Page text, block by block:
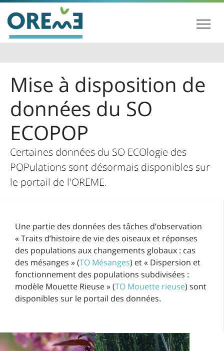
Mise à disposition de
données du SO
ECOPOP
Certaines données du SO ECOlogie des
POPulations sont désormais disponibles sur
le portail de l'OREME.
Une partie des données des tâches d’observation
« Traits d’histoire de vie des oiseaux et réponses
des populations aux changements globaux : cas
des mésanges » (TO Mésanges) et « Dispersion et
fonctionnement des populations subdivisées :
modèle Mouette Rieuse » (TO Mouette rieuse) sont
disponibles sur le portail des données.